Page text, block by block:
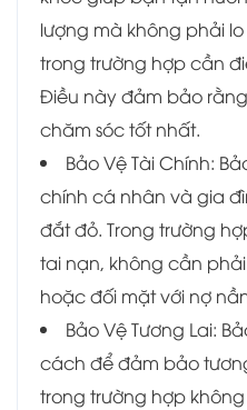
lượng mà không phải
trong trường hợp cần
Điều này đảm bảo
chăm sóc tốt nhất.
Bảo Vệ Tài Chính:
chính cá nhân và gia
đắt đỏ. Trong trường
tai nạn, không cần
hoặc đối mặt với nợ
Bảo Vệ Tương Lai:
cách để đảm bảo
trong trường hợp